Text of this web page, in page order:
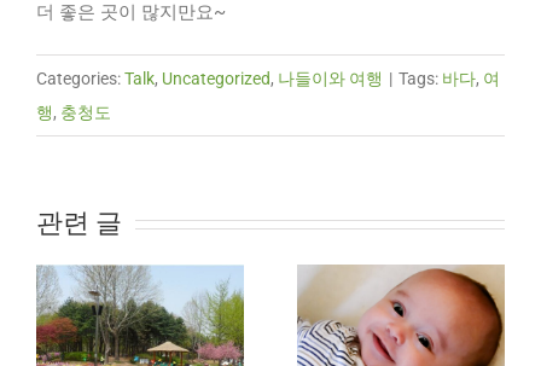
더 좋은 곳이 많지만요~
Categories:Talk, Uncategorized, 나들이와 여행 | Tags: 바다, 여
행, 충청도
관련 글